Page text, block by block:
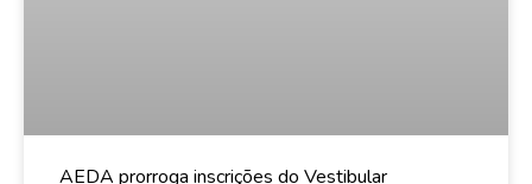
AEDA prorroga inscrições do Vestibular